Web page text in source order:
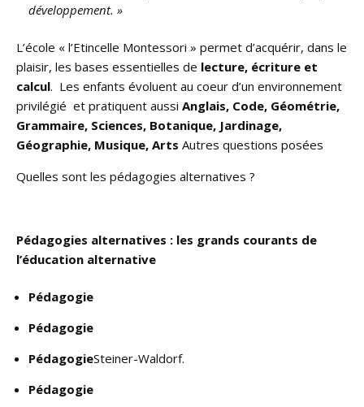
développement. »
L’école « l’Etincelle Montessori » permet d’acquérir, dans le
plaisir, les bases essentielles de lecture, écriture et
calcul. Les enfants évoluent au coeur d’un environnement
privilégié et pratiquent aussi Anglais, Code, Géométrie,
Grammaire, Sciences, Botanique, Jardinage,
Géographie, Musique, Arts Autres questions posées
Quelles sont les pédagogies alternatives ?
Pédagogies alternatives : les grands courants de
l’éducation alternative
Pédagogie
Pédagogie
PédagogieSteiner-Waldorf.
Pédagogie